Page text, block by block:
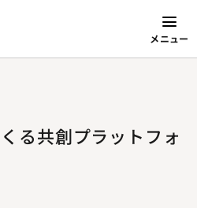
メニュー
る共創プラットフォ